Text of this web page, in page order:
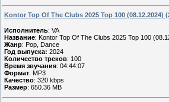
Kontor Top Of The Clubs 2025 Top 100 (08.12.2024)
Исполнитель: VA
Название: Kontor Top Of The Clubs 2025 Top 100
Жанр: Pop, Dance
Год выпуска: 2024
Количество треков: 100
Время звучания: 04:44:07
Формат: MP3
Качество: 320 kbps
Размер: 650.36 MB